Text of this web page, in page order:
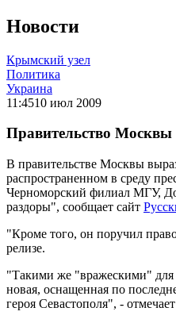
Новости
Крымский узел
Политика
Украина
11:4510 июл 2009
Правительство
В правительстве Москвы
распространенном в среду
Черноморский филиал МГУ,
раздоры", сообщает сайт
"Кроме того, он поручил
релизе.
"Такими же "вражескими" для
новая, оснащенная по
героя Севастополя", -